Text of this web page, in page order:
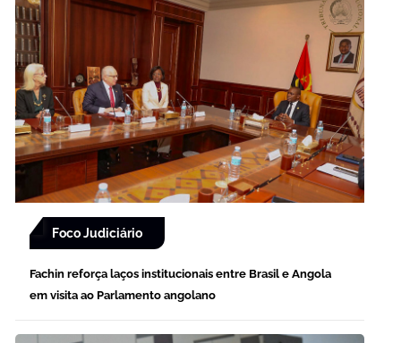
Foco Judiciário
Fachin reforça laços institucionais entre Brasil e Angola
em visita ao Parlamento angolano